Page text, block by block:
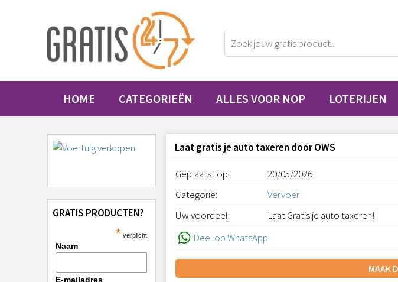
HOME CATEGORIEËN ALLES VOOR NOP LOTERIJEN
GRATIS PRODUCTEN?
* verplicht
Naam
E-mailadres
Laat gratis je auto taxeren door OWS
Geplaatst op:
20/05/2026
Categorie:
Vervoer
Uw voordeel:
Laat Gratis je auto taxeren!
Deel op WhatsApp
MAAK